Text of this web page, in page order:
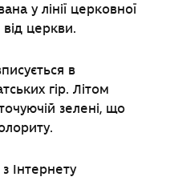
у лінії церковної
від церкви.
в
гір. Літом
зелені, що
Інтернету